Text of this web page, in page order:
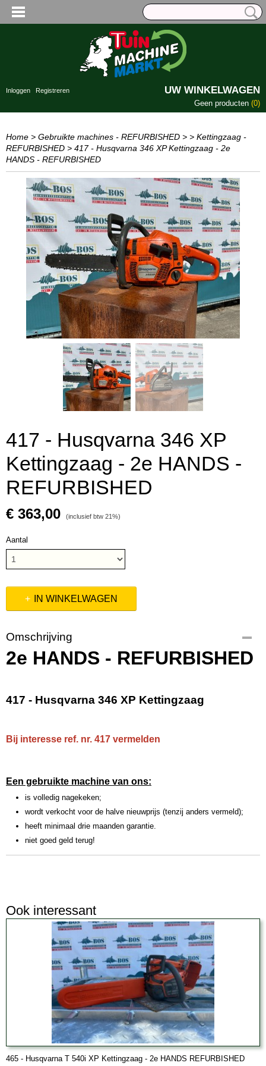
Inloggen Registreren UW WINKELWAGEN
Geen producten (0)
Home > Gebruikte machines - REFURBISHED > > Kettingzaag -
REFURBISHED > 417 - Husqvarna 346 XP Kettingzaag - 2e
HANDS - REFURBISHED
417 - Husqvarna 346 XP
Kettingzaag - 2e HANDS -
REFURBISHED
€ 363,00 (inclusief btw 21%)
Aantal
IN WINKELWAGEN
Omschrijving
2e HANDS - REFURBISHED
417 - Husqvarna 346 XP Kettingzaag
Bij interesse ref. nr. 417 vermelden
Een gebruikte machine van ons:
is volledig nagekeken;
wordt verkocht voor de halve nieuwprijs (tenzij anders vermeld);
heeft minimaal drie maanden garantie.
niet goed geld terug!
Ook interessant
465 - Husqvarna T 540i XP Kettingzaag - 2e HANDS REFURBISHED